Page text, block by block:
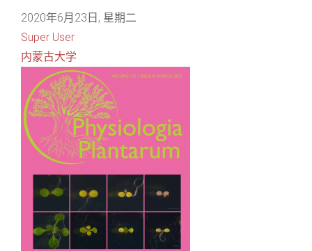
2020年6月23日, 星期二
Super User
内蒙古大学